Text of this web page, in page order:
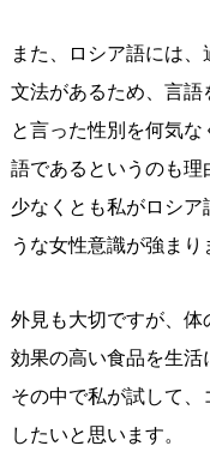
また、ロシア語には
文法があるため、言
と言った性別を何気
語であるというのも理
少なくとも私がロシ
うな女性意識が強まり
外見も大切ですが、
効果の高い食品を生活
その中で私が試して
したいと思います。